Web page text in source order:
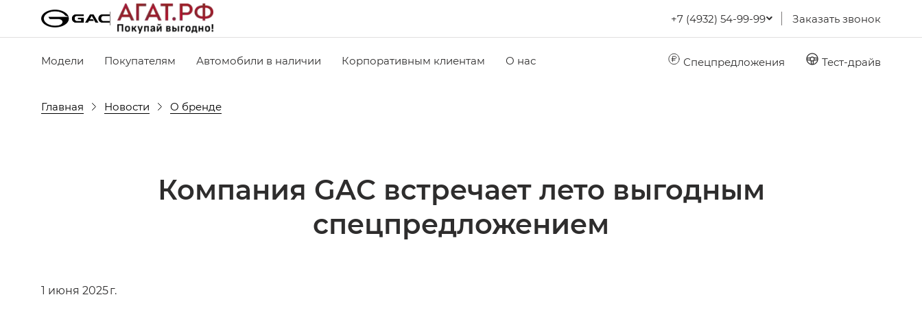
+7 (4932) 54-99-99 Заказать звонок
Модели Покупателям Автомобили в наличии Корпоративным клиентам О нас Спецпредложения Тест-драйв
Главная Новости О бренде
Компания GAC встречает лето выгодным
спецпредложением
1 июня 2025 г.